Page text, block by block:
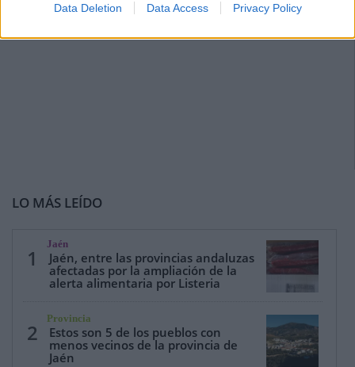
Data Deletion Data Access Privacy Policy
LO MÁS LEÍDO
1
Jaén
Jaén, entre las provincias andaluzas
afectadas por la ampliación de la
alerta alimentaria por Listeria
2
Provincia
Estos son 5 de los pueblos con
menos vecinos de la provincia de
Jaén